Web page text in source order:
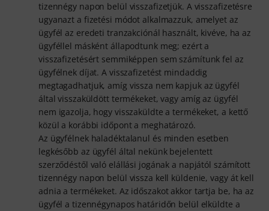
tizennégy napon belül visszafizetjük. A visszafizetésre
ugyanazt a fizetési módot alkalmazzuk, amelyet az
ügyfél az eredeti tranzakciónál használt, kivéve, ha az
ügyféllel másként állapodtunk meg; ezért a
visszafizetésért semmiképpen sem számítunk fel az
ügyfélnek díjat. A visszafizetést mindaddig
megtagadhatjuk, amíg vissza nem kapjuk az ügyfél
által visszaküldött termékeket, vagy amíg az ügyfél
nem igazolja, hogy visszaküldte a termékeket, a kettő
közül a korábbi időpont a meghatározó.
Az ügyfélnek haladéktalanul és minden esetben
legkésőbb az ügyfél által nekünk bejelentett
szerződéstől való elállási jogának a napjától számított
tizennégy napon belül vissza kell küldenie, vagy át kell
adnia a termékeket. Az időszakot akkor tartja be, ha az
ügyfél a tizennégynapos határidőn belül elküldte a